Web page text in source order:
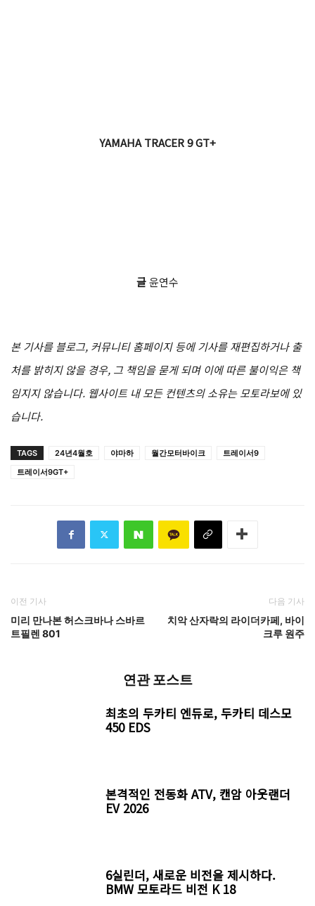
YAMAHA TRACER 9 GT+
글윤연수
본 기사를 블로그, 커뮤니티 홈페이지 등에 기사를 재편집하거나 출
처를 밝히지 않을 경우, 그 책임을 묻게 되며 이에 따른 불이익은 책
임지지 않습니다. 웹사이트 내 모든 컨텐츠의 소유는 모토라보에 있
습니다.
TAGS 24년4월호 야마하 월간모터바이크
트레이서9
트레이서9GT+
이전 기사
미리 만나본 허스크바나 스바르
트필렌 801
다음 기사
치악 산자락의 라이더카페, 바이
크루 원주
연관 포스트
최초의 두카티 엔듀로, 두카티 데스모
450 EDS
본격적인 전동화 ATV, 캔암 아웃랜더
EV 2026
6실린더, 새로운 비전을 제시하다.
BMW 모토라드 비전 K 18